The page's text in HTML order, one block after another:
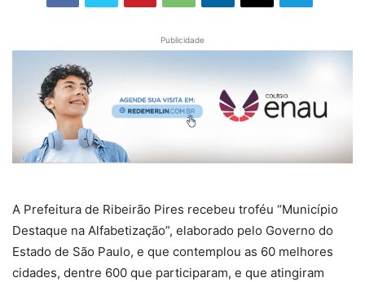
Publicidade
A Prefeitura de Ribeirão Pires recebeu troféu “Município
Destaque na Alfabetização”, elaborado pelo Governo do
Estado de São Paulo, e que contemplou as 60 melhores
cidades, dentre 600 que participaram, e que atingiram